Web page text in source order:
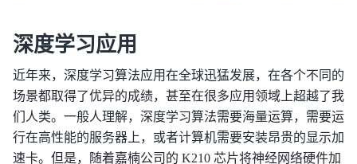
深度学习应用
近年来，深度学习算法应用在全球迅猛发展，在各个不同的
场景都取得了优异的成绩，甚至在很多应用领域上超越了我
们人类。一般人理解，深度学习算法需要海量运算，需要运
行在高性能的服务器上，或者计算机需要安装昂贵的显示加
速卡。但是，随着嘉楠公司的 K210 芯片将神经网络硬件加